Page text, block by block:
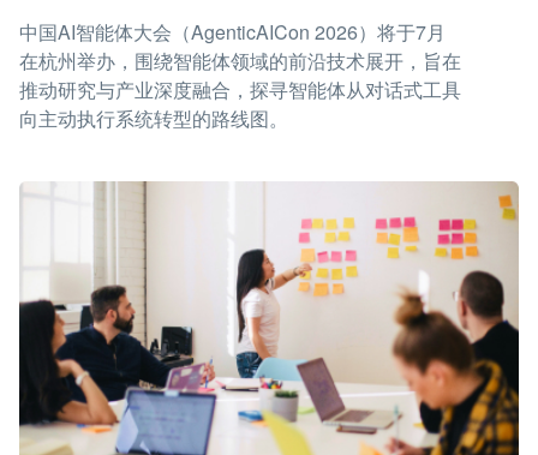
中国AI智能体大会（AgenticAICon 2026）将于7月
在杭州举办，围绕智能体领域的前沿技术展开，旨在
推动研究与产业深度融合，探寻智能体从对话式工具
向主动执行系统转型的路线图。